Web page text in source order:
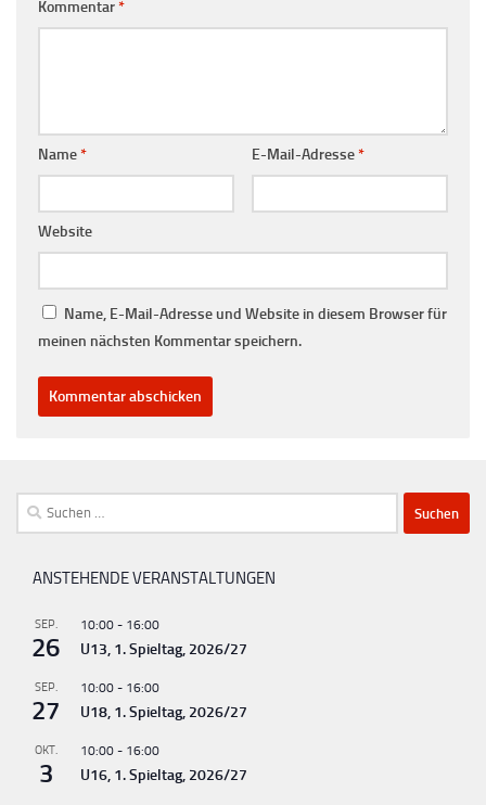
Kommentar*
Name* E-Mail-Adresse*
Website
Name, E-Mail-Adresse und Website in diesem Browser für
meinen nächsten Kommentar speichern.
Suchen
nach:
ANSTEHENDE VERANSTALTUNGEN
SEP.
26
10:00 - 16:00
U13, 1. Spieltag, 2026/27
SEP.
27
10:00 - 16:00
U18, 1. Spieltag, 2026/27
OKT.
3
10:00 - 16:00
U16, 1. Spieltag, 2026/27